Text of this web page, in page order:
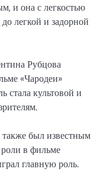
и она с легкостью
легкой и задорной
Рубцова
«Чародеи»
стала культовой и
был известным
роли в фильме
главную роль.